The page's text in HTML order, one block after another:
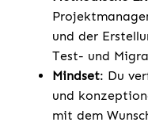
und der
Test- und
Mindset: Du
und
mit dem